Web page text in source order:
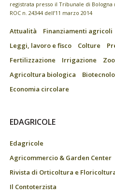
registrata presso il Tribunale di Bologna
ROC n. 24344 dell’11 marzo 2014
Attualità Finanziamenti agricoli
Leggi, lavoro e fisco
Colture
Fertilizzazione
Irrigazione
Agricoltura biologica
Economia circolare
EDAGRICOLE
Edagricole
Agricommercio & Garden Center
Rivista di Orticoltura e
Il Contoterzista